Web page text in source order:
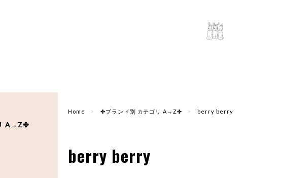
Home ✤ブランド別 カテゴリ A→Z✤ berry berry
berry berry
A→Z✤